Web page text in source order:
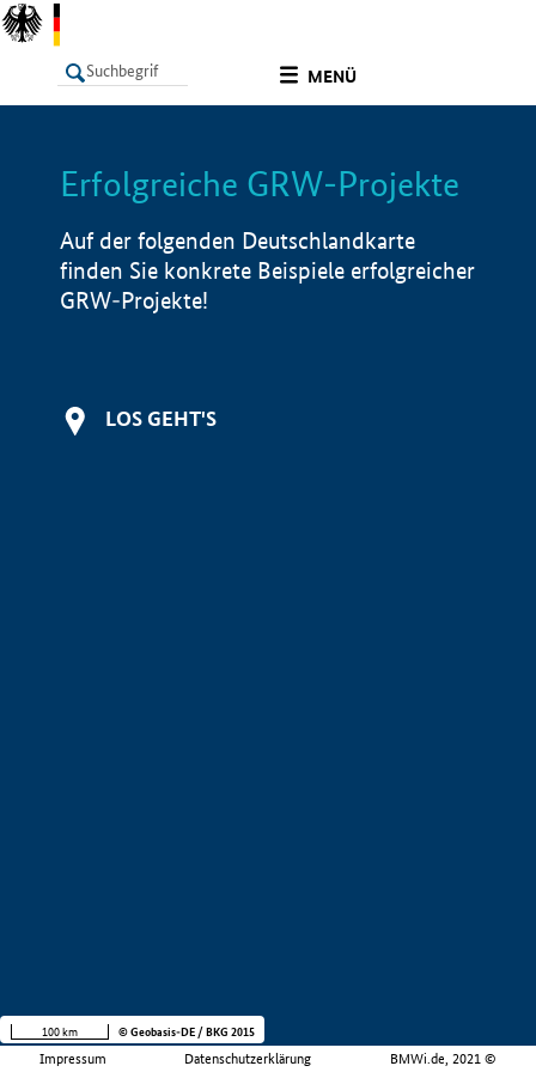
MENÜ
LISTE Info
Erfolgreiche GRW-Projekte
Auf der folgenden Deutschlandkarte
finden Sie konkrete Beispiele erfolgreicher
GRW-Projekte!
LOS GEHT'S
Impressum Datenschutzerklärung BMWi.de, 2021 ©
100 km © Geobasis-DE / BKG 2015